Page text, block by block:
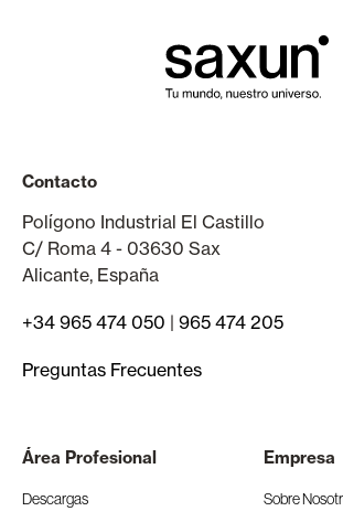
Contacto
Polígono Industrial El Castillo
C/ Roma 4 - 03630 Sax
Alicante, España
+34 965 474 050 | 965 474 205
Preguntas Frecuentes
Área Profesional
Descargas
Empresa
Sobre